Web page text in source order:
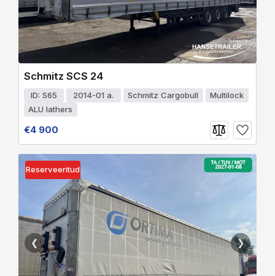
Schmitz SCS 24
ID: S65 2014-01 a. Schmitz Cargobull
Multilock
ALU lathers
€4 900
Reserveeritud
❮ ❯